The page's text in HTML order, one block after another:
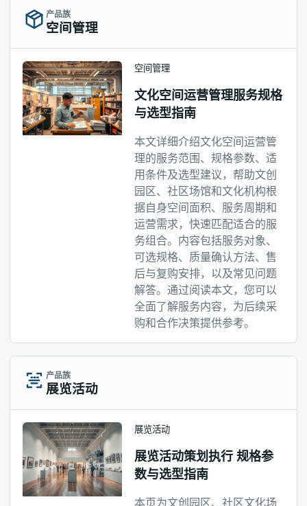
产品族
空间管理
空间管理
文化空间运营管理服务规格
与选型指南
本文详细介绍文化空间运营管
理的服务范围、规格参数、适
用条件及选型建议，帮助文创
园区、社区场馆和文化机构根
据自身空间面积、服务周期和
运营需求，快速匹配适合的服
务组合。内容包括服务对象、
可选规格、质量确认方法、售
后与复购安排，以及常见问题
解答。通过阅读本文，您可以
全面了解服务内容，为后续采
购和合作决策提供参考。
产品族
展览活动
展览活动
展览活动策划执行 规格参
数与选型指南
本页为文创园区、社区文化场